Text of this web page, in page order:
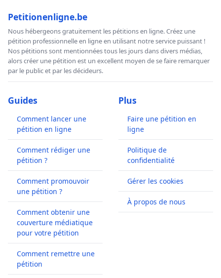
Petitionenligne.be
Nous hébergeons gratuitement les pétitions en ligne. Créez une
pétition professionnelle en ligne en utilisant notre service puissant !
Nos pétitions sont mentionnées tous les jours dans divers médias,
alors créer une pétition est un excellent moyen de se faire remarquer
par le public et par les décideurs.
Guides
Comment lancer une
pétition en ligne
Comment rédiger une
pétition ?
Comment promouvoir
une pétition ?
Comment obtenir une
couverture médiatique
pour votre pétition
Comment remettre une
pétition
Plus
Faire une pétition en
ligne
Politique de
confidentialité
Gérer les cookies
À propos de nous